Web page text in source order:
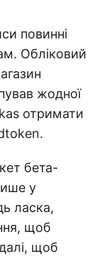
повинні
Обліковий
жодної
отримати
бета-
у
ласка,
щоб
щоб